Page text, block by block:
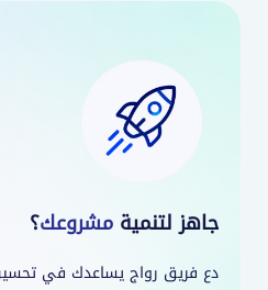
جاهز لتنمية مشروعك؟
دع فريق رواج يساعدك في